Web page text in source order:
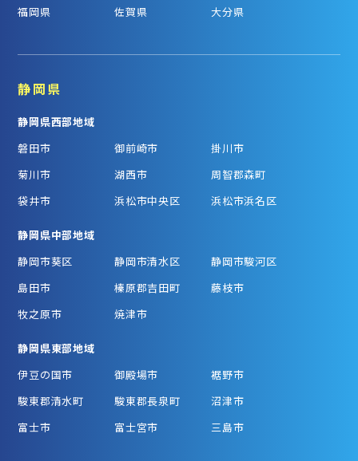
福岡県
佐賀県 大分県
静岡県
静岡県西部地域
磐田市
御前崎市
掛川市
菊川市
湖西市
周智郡森町
袋井市
浜松市中央区 浜松市浜名区
静岡県中部地域
静岡市葵区
静岡市清水区
静岡市駿河区
島田市
榛原郡吉田町
藤枝市
牧之原市
焼津市
静岡県東部地域
伊豆の国市
御殿場市
裾野市
駿東郡清水町
駿東郡長泉町
沼津市
富士市
富士宮市 三島市